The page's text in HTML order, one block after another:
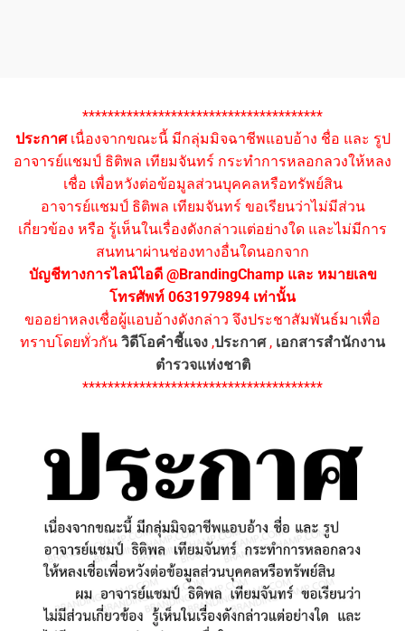
**************************************
ประกาศเนื่องจากขณะนี้ มีกลุ่มมิจฉาชีพแอบอ้าง ชื่อ และ รูป
อาจารย์แชมป์ ธิติพล เทียมจันทร์ กระทำการหลอกลวงให้หลง
เชื่อ เพื่อหวังต่อข้อมูลส่วนบุคคลหรือทรัพย์สิน
อาจารย์แชมป์ ธิติพล เทียมจันทร์ ขอเรียนว่าไม่มีส่วน
เกี่ยวข้อง หรือ รู้เห็นในเรื่องดังกล่าวแต่อย่างใด และไม่มีการ
สนทนาผ่านช่องทางอื่นใดนอกจาก
บัญชีทางการไลน์ไอดี @BrandingChamp และ หมายเลข
โทรศัพท์ 0631979894 เท่านั้น
ขออย่าหลงเชื่อผู้แอบอ้างดังกล่าว จึงประชาสัมพันธ์มาเพื่อ
ทราบโดยทั่วกัน วิดีโอคำชี้แจง ,ประกาศ, เอกสารสำนักงาน
ตำรวจแห่งชาติ
**************************************